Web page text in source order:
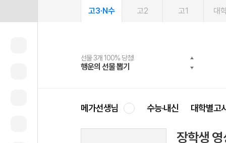
고3·N수 고2 고1 대
선물 3개 100% 당첨!
행운의 선물 뽑기
선물 100% 증정!
메가스터디 X 올리브
여름방학 스터디 캐시백
메가런 썸머스쿨
2027 러셀 단과
강사 공개선발
스마트러닝앱
설문 EVENT
메가패스
3일 무료 체험권
메가패스 수강생 무료혜택!
메가클럽 멤버십
사회공헌 캠페인
희망이룸 메가나눔
메가선생님 수능·내신 대학별고
장학생